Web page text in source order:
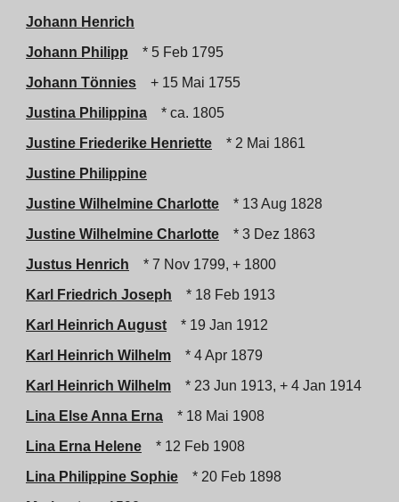
Johann Henrich
Johann Philipp
* 5 Feb 1795
Johann Tönnies
+ 15 Mai 1755
Justina Philippina
* ca. 1805
Justine Friederike Henriette
* 2 Mai 1861
Justine Philippine
Justine Wilhelmine Charlotte
* 13 Aug 1828
Justine Wilhelmine Charlotte
* 3 Dez 1863
Justus Henrich
* 7 Nov 1799, + 1800
Karl Friedrich Joseph
* 18 Feb 1913
Karl Heinrich August
* 19 Jan 1912
Karl Heinrich Wilhelm
* 4 Apr 1879
Karl Heinrich Wilhelm
* 23 Jun 1913, + 4 Jan 1914
Lina Else Anna Erna
* 18 Mai 1908
Lina Erna Helene
* 12 Feb 1908
Lina Philippine Sophie
* 20 Feb 1898